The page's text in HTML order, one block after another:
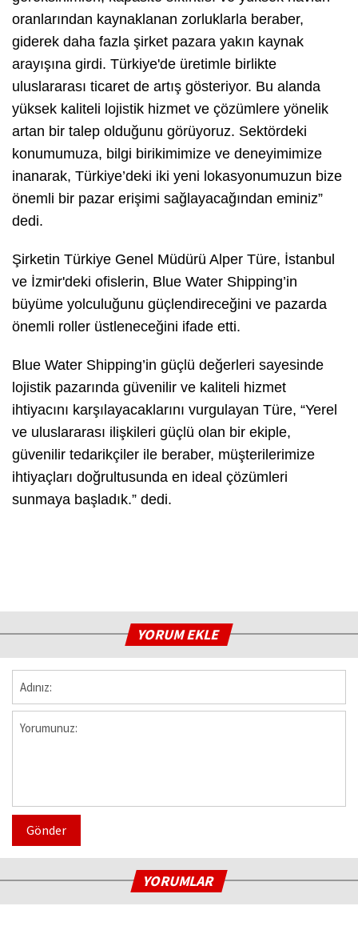
oranlarından kaynaklanan zorluklarla beraber,
giderek daha fazla şirket pazara yakın kaynak
arayışına girdi. Türkiye'de üretimle birlikte
uluslararası ticaret de artış gösteriyor. Bu alanda
yüksek kaliteli lojistik hizmet ve çözümlere yönelik
artan bir talep olduğunu görüyoruz. Sektördeki
konumumuza, bilgi birikimimize ve deneyimimize
inanarak, Türkiye’deki iki yeni lokasyonumuzun bize
önemli bir pazar erişimi sağlayacağından eminiz”
dedi.
Şirketin Türkiye Genel Müdürü Alper Türe, İstanbul
ve İzmir'deki ofislerin, Blue Water Shipping’in
büyüme yolculuğunu güçlendireceğini ve pazarda
önemli roller üstleneceğini ifade etti.
Blue Water Shipping’in güçlü değerleri sayesinde
lojistik pazarında güvenilir ve kaliteli hizmet
ihtiyacını karşılayacaklarını vurgulayan Türe, “Yerel
ve uluslararası ilişkileri güçlü olan bir ekiple,
güvenilir tedarikçiler ile beraber, müşterilerimize
ihtiyaçları doğrultusunda en ideal çözümleri
sunmaya başladık.” dedi.
YORUM EKLE
Gönder
YORUMLAR